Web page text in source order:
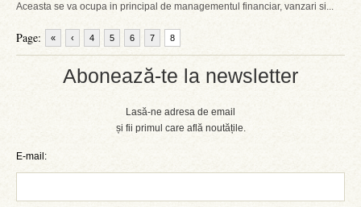
Abonează-te la newsletter
Lasă-ne adresa de email
și fii primul care află noutățile.
E-mail:
Aceasta se va ocupa in principal de managementul financiar, vanzari si...
Page: « ‹ 4 5 6 7 8